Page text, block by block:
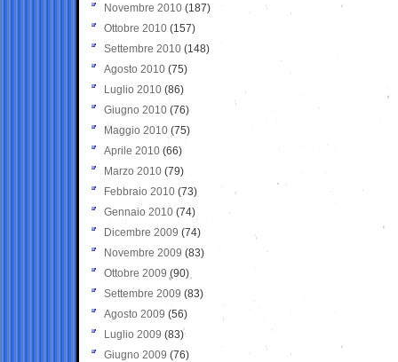
Novembre 2010 (187)
Ottobre 2010 (157)
Settembre 2010 (148)
Agosto 2010 (75)
Luglio 2010 (86)
Giugno 2010 (76)
Maggio 2010 (75)
Aprile 2010 (66)
Marzo 2010 (79)
Febbraio 2010 (73)
Gennaio 2010 (74)
Dicembre 2009 (74)
Novembre 2009 (83)
Ottobre 2009 (90)
Settembre 2009 (83)
Agosto 2009 (56)
Luglio 2009 (83)
Giugno 2009 (76)